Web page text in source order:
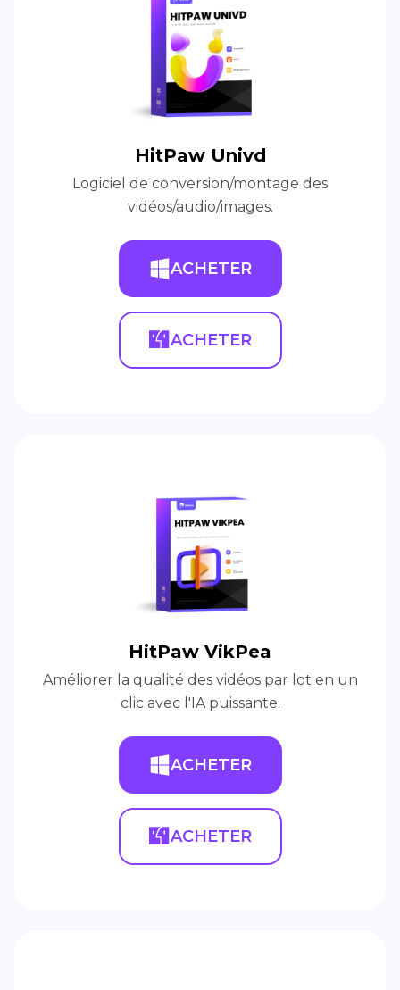
HitPaw Univd
Logiciel de conversion/montage des
vidéos/audio/images.
ACHETER
ACHETER
HitPaw VikPea
Améliorer la qualité des vidéos par lot en un
clic avec l'IA puissante.
ACHETER
ACHETER